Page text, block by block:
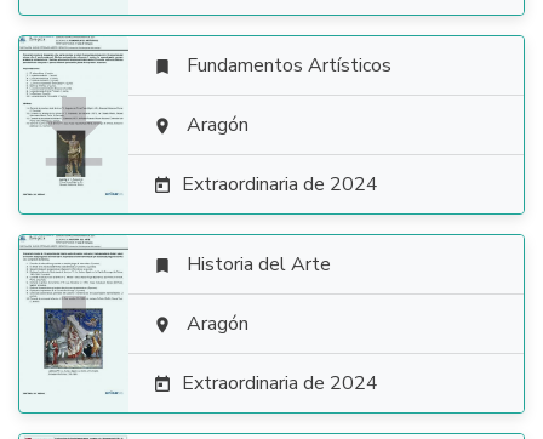

 Fundamentos Artísticos
 Aragón
 Extraordinaria de 2024

 Historia del Arte
 Aragón
 Extraordinaria de 2024